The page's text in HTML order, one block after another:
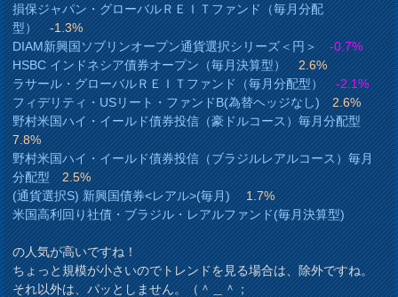
損保ジャパン・グローバルＲＥＩＴファンド（毎月分配
型）-1.3%
DIAM新興国ソブリンオープン通貨選択シリーズ＜円＞-0.7%
HSBC インドネシア債券オープン（毎月決算型）2.6%
ラサール・グローバルＲＥＩＴファンド（毎月分配型）-2.1%
フィデリティ・USリート・ファンドB(為替ヘッジなし)2.6%
野村米国ハイ・イールド債券投信（豪ドルコース）毎月分配型
7.8%
野村米国ハイ・イールド債券投信（ブラジルレアルコース）毎月
分配型2.5%
(通貨選択S) 新興国債券<レアル>(毎月)1.7%
米国高利回り社債・ブラジル・レアルファンド(毎月決算型)
の人気が高いですね！
ちょっと規模が小さいのでトレンドを見る場合は、除外ですね。
それ以外は、パッとしません。（＾＿＾；